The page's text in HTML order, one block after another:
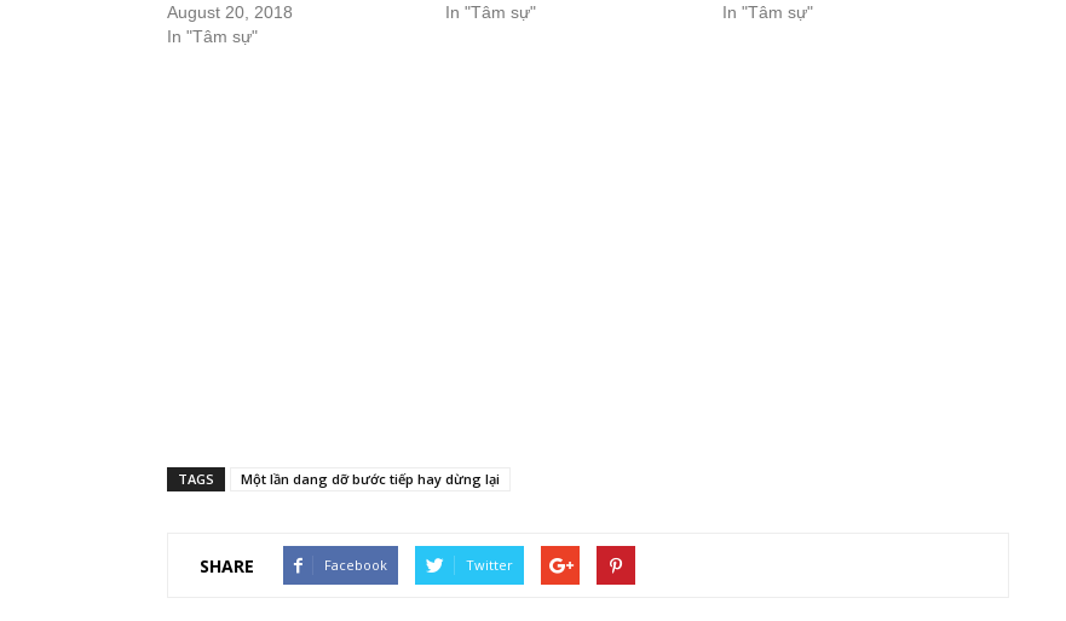
August 20, 2018
In "Tâm sự"
In "Tâm sự"
In "Tâm sự"
TAGS Một lần dang dỡ bước tiếp hay dừng lại
SHARE Facebook Twitter